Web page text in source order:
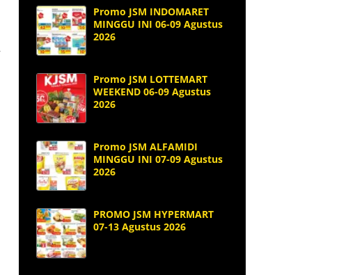
Promo JSM INDOMARET
MINGGU INI 06-09 Agustus
2026
Promo JSM LOTTEMART
WEEKEND 06-09 Agustus
2026
Promo JSM ALFAMIDI
MINGGU INI 07-09 Agustus
2026
PROMO JSM HYPERMART
07-13 Agustus 2026